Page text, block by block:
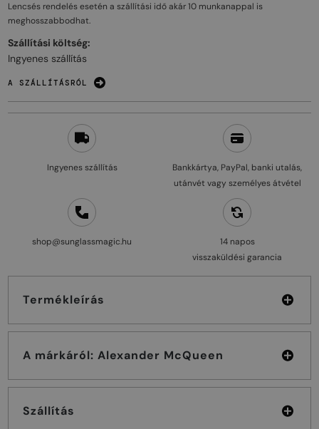
Ingyenes szállítás
Bankkártya, PayPal, banki utalás,
utánvét vagy személyes átvétel
shop@sunglassmagic.hu
14 napos
visszaküldési garancia
Termékleírás
A márkáról: Alexander McQueen
Szállítás
Lencsés rendelés esetén a szállítási idő akár10 munkanappal is
meghosszabbodhat.
Szállítási költség:
Ingyenes szállítás
A SZÁLLÍTÁSRÓL